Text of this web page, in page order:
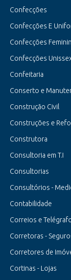
Confecções
Confecções E
Confecções
Confecções
Confeitaria
Conserto e
Construção Civil
Construções e
Construtora
Consultoria em T.I
Consultorias
Consultórios -
Contabilidade
Correios e
Corretoras -
Corretores de
Cortinas - Lojas